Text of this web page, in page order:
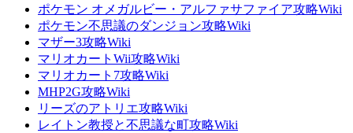
ポケモン オメガルビー・アルファサファイア攻略Wiki
ポケモン不思議のダンジョン攻略Wiki
マザー3攻略Wiki
マリオカートWii攻略Wiki
マリオカート7攻略Wiki
MHP2G攻略Wiki
リーズのアトリエ攻略Wiki
レイトン教授と不思議な町攻略Wiki